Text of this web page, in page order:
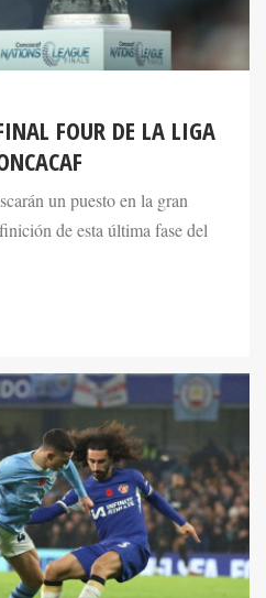
FOUR DE LA LIGA
un puesto en la gran
de esta última fase del